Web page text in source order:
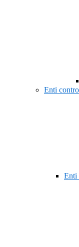
Enti
Enti